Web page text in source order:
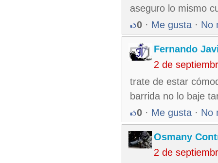
aseguro lo mismo
0 · Me gusta · No
Fernando
2 de
trate de estar
barrida no lo baje
0 · Me gusta · No
Osmany
2 de